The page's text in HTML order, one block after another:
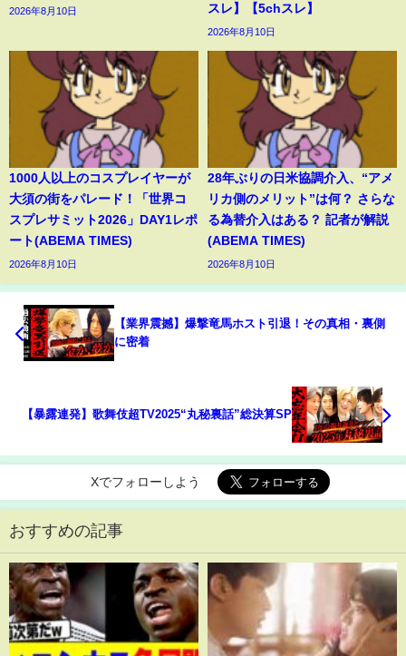
2026年8月10日
スレ】【5chスレ】
2026年8月10日
1000人以上のコスプレイヤーが
大須の街をパレード！「世界コ
スプレサミット2026」DAY1レポ
ート(ABEMA TIMES)
2026年8月10日
28年ぶりの日米協調介入、“アメ
リカ側のメリット”は何？ さらな
る為替介入はある？ 記者が解説
(ABEMA TIMES)
2026年8月10日
【業界震撼】爆撃竜馬ホスト引退！その真相・裏側
に密着
【暴露連発】歌舞伎超TV2025“丸秘裏話”総決算SP
Xでフォローしよう
おすすめの記事